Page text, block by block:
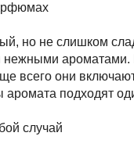
но не слишком
ароматами.
всего они
подходят
случай